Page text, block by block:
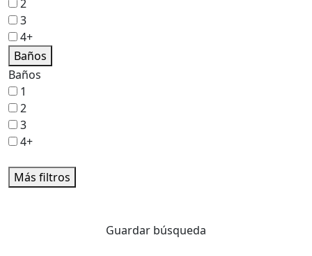
2
3
4+
Baños
Baños
1
2
3
4+
Más filtros
Guardar búsqueda